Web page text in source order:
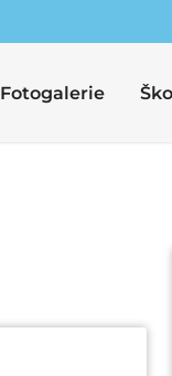
Fotogalerie